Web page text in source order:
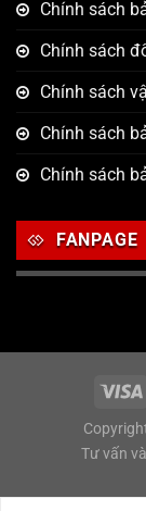
Chính sách
Chính sách
Chính sách
Chính sách
Chính sách
FANPAGE
Tư vấn